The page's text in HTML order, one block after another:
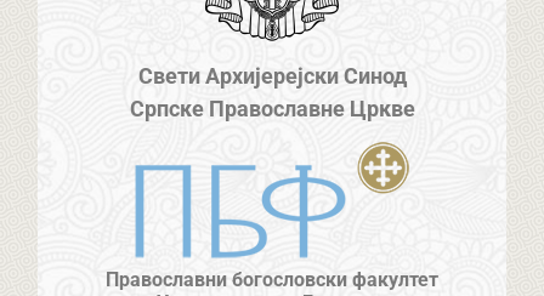
Свети Архијерејски Синод
Српске Православне Цркве
Православни богословски факултет